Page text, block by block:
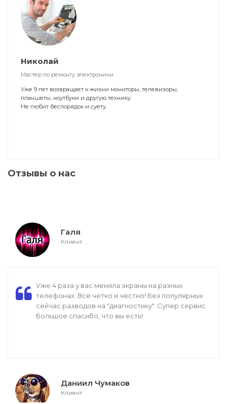
Николай
Мастер по ремонту электроники
Уже 9 лет возвращает к жизни мониторы, телевизоры,
планшеты, ноутбуки и другую технику.
Не любит беспорядок и суету.
Отзывы о нас
Галя
Клиент
Уже 4 раза у вас меняла экраны на разных
телефонах. Всё четко и честно! Без популярных
сейчас разводов на "диагностику". Супер сервис.
Большое спасибо, что вы есть!
Даниил Чумаков
Клиент